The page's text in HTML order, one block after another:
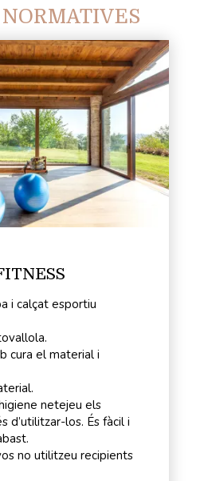
i calçat esportiu
cura el material i
netejeu els
d’utilitzar-los. És fàcil i
no utilitzeu recipients